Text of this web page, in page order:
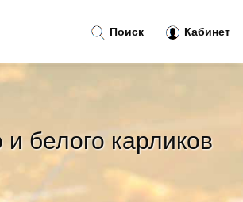
белого карликов
Поиск Кабинет